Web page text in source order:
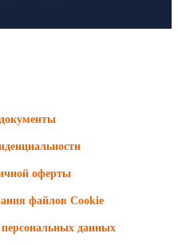
оферты
файлов Cookie
персональных данных